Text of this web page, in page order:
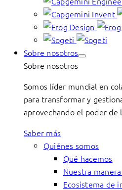
Sobre nosotros
Sobre nosotros
Somos líder mundial en
para transformar y
aprovechando el poder de
Saber más
Quiénes somos
Qué hacemos
Nuestra
Ecosistema de